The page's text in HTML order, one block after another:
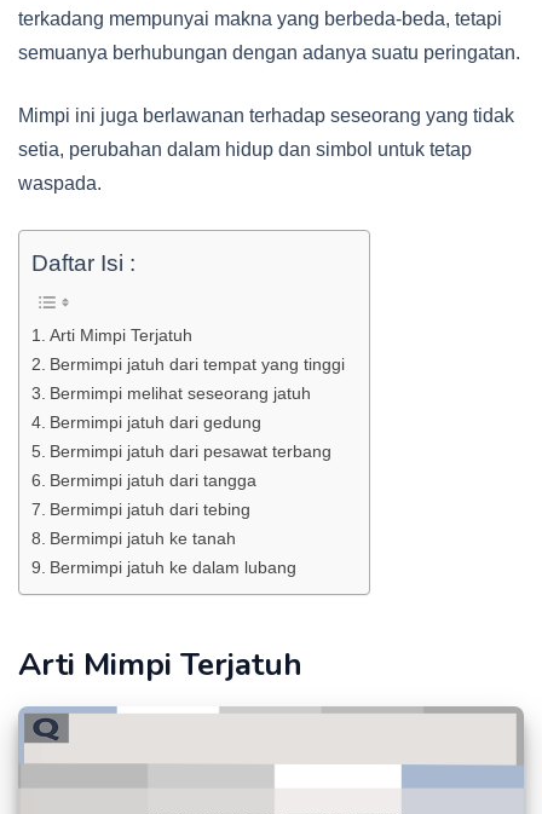
terkadang mempunyai makna yang berbeda-beda, tetapi
semuanya berhubungan dengan adanya suatu peringatan.
Mimpi ini juga berlawanan terhadap seseorang yang tidak
setia, perubahan dalam hidup dan simbol untuk tetap
waspada.
Daftar Isi :
Arti Mimpi Terjatuh
Bermimpi jatuh dari tempat yang tinggi
Bermimpi melihat seseorang jatuh
Bermimpi jatuh dari gedung
Bermimpi jatuh dari pesawat terbang
Bermimpi jatuh dari tangga
Bermimpi jatuh dari tebing
Bermimpi jatuh ke tanah
Bermimpi jatuh ke dalam lubang
Arti Mimpi Terjatuh